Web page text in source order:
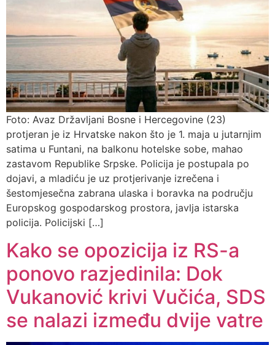
Foto: Avaz Državljani Bosne i Hercegovine (23)
protjeran je iz Hrvatske nakon što je 1. maja u jutarnjim
satima u Funtani, na balkonu hotelske sobe, mahao
zastavom Republike Srpske. Policija je postupala po
dojavi, a mladiću je uz protjerivanje izrečena i
šestomjesečna zabrana ulaska i boravka na području
Europskog gospodarskog prostora, javlja istarska
policija. Policijski […]
Kako se opozicija iz RS-a
ponovo razjedinila: Dok
Vukanović krivi Vučića, SDS
se nalazi između dvije vatre